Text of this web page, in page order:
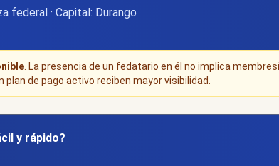
federal · Capital: Durango
. La presencia de un fedatario en él no implica
de pago activo reciben mayor visibilidad.
y rápido?